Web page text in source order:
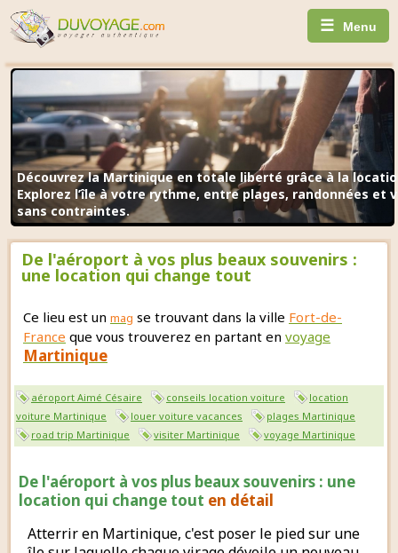
☰ Menu
Découvrez la Martinique en totale liberté grâce à la
Explorez l’île à votre rythme, entre plages, randonnées et
sans contraintes.
De l'aéroport à vos plus beaux souvenirs :
une location qui change tout
Ce lieu est un mag se trouvant dans la ville Fort-de-
France que vous trouverez en partant en voyage
Martinique
aéroport Aimé Césaire conseils location voiture
location
voiture Martinique
louer voiture vacances
plages Martinique
road trip Martinique
visiter Martinique voyage Martinique
De l'aéroport à vos plus beaux souvenirs : une
location qui change tout en détail
Atterrir en Martinique, c'est poser le pied sur une